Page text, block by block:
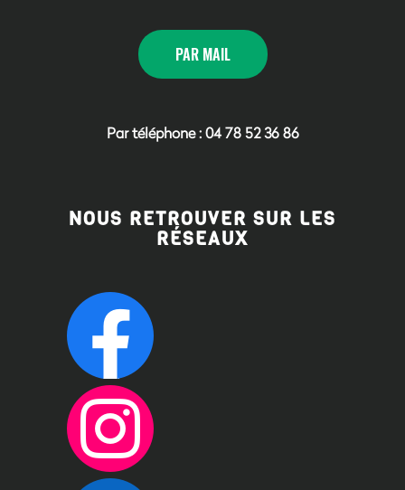
PAR MAIL
Par téléphone : 04 78 52 36 86
NOUS RETROUVER SUR LES
RÉSEAUX